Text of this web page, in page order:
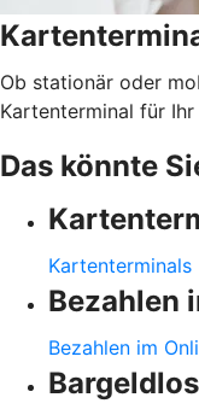
Ob stationär oder
Kartenterminal für Ihr
Das könnte
Kartenterminals
Bezahlen
Bezahlen im